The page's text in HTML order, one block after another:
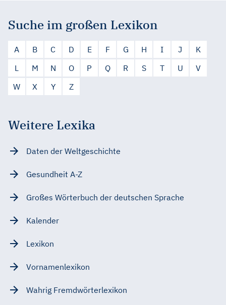
Suche im großen Lexikon
A B C D E F G H I J
K
L
M N O P Q R S T U
V
W
X Y Z
Weitere Lexika
Daten der Weltgeschichte
Gesundheit A-Z
Großes Wörterbuch der deutschen Sprache
Kalender
Lexikon
Vornamenlexikon
Wahrig Fremdwörterlexikon